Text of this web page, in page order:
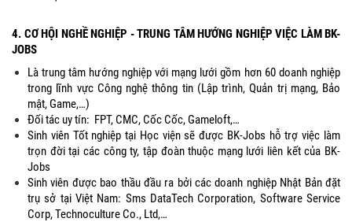
4. CƠ HỘI NGHỀ NGHIỆP - TRUNG TÂM HƯỚNG NGHIỆP VIỆC LÀM BK-
JOBS
Là trung tâm hướng nghiệp với mạng lưới gồm hơn 60 doanh nghiệp
trong lĩnh vực Công nghệ thông tin (Lập trình, Quản trị mạng, Bảo
mật, Game,…)
Đối tác uy tín: FPT, CMC, Cốc Cốc, Gameloft,…
Sinh viên Tốt nghiệp tại Học viện sẽ được BK-Jobs hỗ trợ việc làm
trọn đời tại các công ty, tập đoàn thuộc mạng lưới liên kết của BK-
Jobs
Sinh viên được bao thầu đầu ra bởi các doanh nghiệp Nhật Bản đặt
trụ sở tại Việt Nam: Sms DataTech Corporation, Software Service
Corp, Technoculture Co., Ltd,…